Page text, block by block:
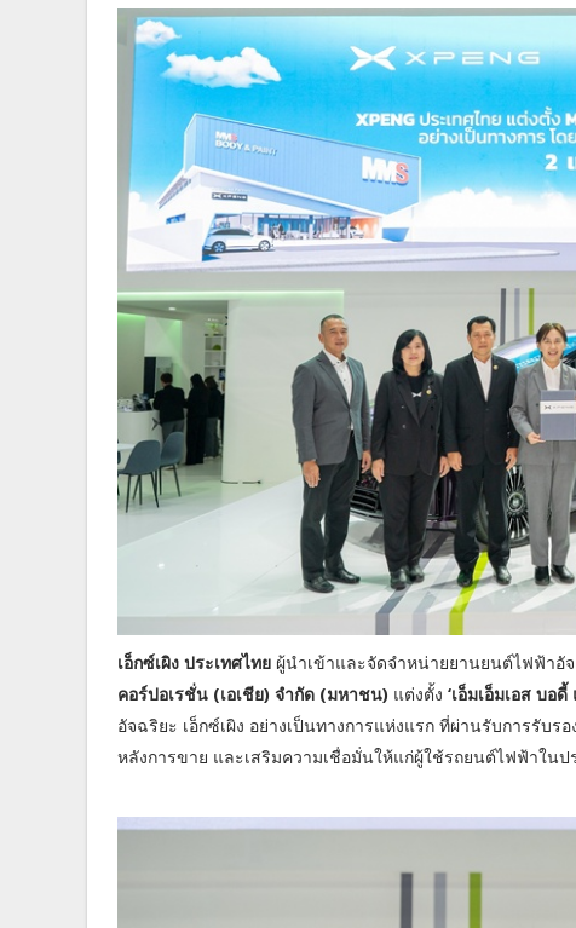
เอ็กซ์เผิง ประเทศไทย ผู้นำเข้าและจัดจำหน่ายยานยนต์ไฟฟ้าอั
คอร์ปอเรชั่น (เอเชีย) จำกัด (มหาชน) แต่งตั้ง ‘เอ็มเอ็มเอส บอ
อัจฉริยะ เอ็กซ์เผิง อย่างเป็นทางการแห่งแรก ที่ผ่านรับการรับร
หลังการขาย และเสริมความเชื่อมั่นให้แก่ผู้ใช้รถยนต์ไฟฟ้าในป